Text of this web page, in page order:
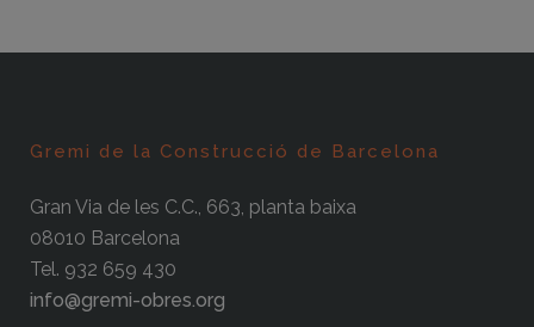
Gremi de la Construcció de Barcelona
Gran Via de les C.C., 663, planta baixa
08010 Barcelona
Tel. 932 659 430
info@gremi-obres.org